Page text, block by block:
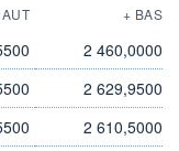
+ BAS
2 460,0000
2 629,9500
2 610,5000